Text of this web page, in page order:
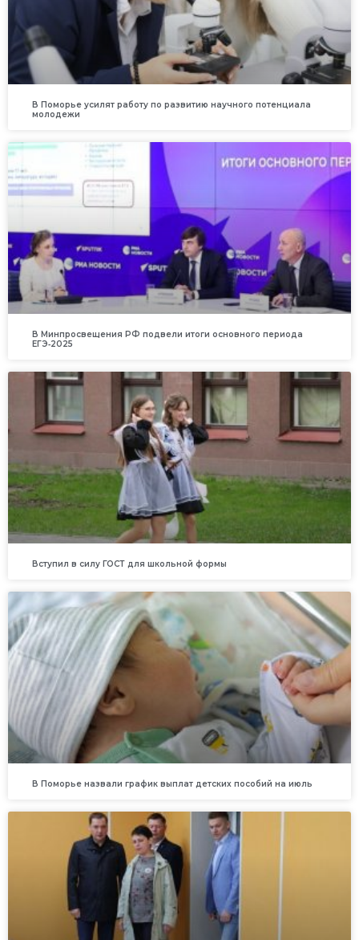
В Поморье усилят работу по развитию научного потенциала
молодежи
В Минпросвещения РФ подвели итоги основного периода
ЕГЭ‑2025
Вступил в силу ГОСТ для школьной формы
В Поморье назвали график выплат детских пособий на июль